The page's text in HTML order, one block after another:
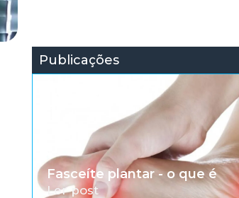
Publicações
Fasceíte plantar - o que é
Ler post